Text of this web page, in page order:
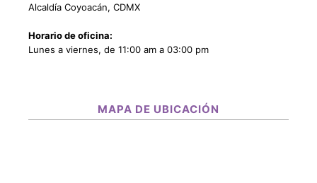
Alcaldía Coyoacán, CDMX
Horario de oficina:
Lunes a viernes, de 11:00 am a 03:00 pm
MAPA DE UBICACIÓN